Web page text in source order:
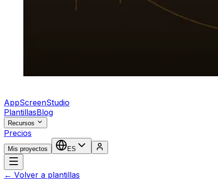
AppScreenStudio
PlantillasBlog
Recursos
Precios
Mis proyectos ES
← Volver a plantillas